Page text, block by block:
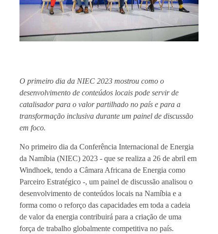
O primeiro dia da NIEC 2023 mostrou como o
desenvolvimento de conteúdos locais pode servir de
catalisador para o valor partilhado no país e para a
transformação inclusiva durante um painel de discussão
em foco.
No primeiro dia da Conferência Internacional de Energia
da Namíbia (NIEC) 2023 - que se realiza a 26 de abril em
Windhoek, tendo a Câmara Africana de Energia como
Parceiro Estratégico -, um painel de discussão analisou o
desenvolvimento de conteúdos locais na Namíbia e a
forma como o reforço das capacidades em toda a cadeia
de valor da energia contribuirá para a criação de uma
força de trabalho globalmente competitiva no país.